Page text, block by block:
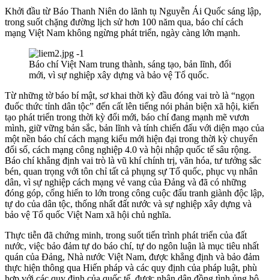
Khởi đầu từ Báo Thanh Niên do lãnh tụ Nguyễn Ái Quốc sáng lập,
trong suốt chặng đường lịch sử hơn 100 năm qua, báo chí cách
mạng Việt Nam không ngừng phát triển, ngày càng lớn mạnh.
Báo chí Việt Nam trung thành, sáng tạo, bản lĩnh, đổi
mới, vì sự nghiệp xây dựng và bảo vệ Tổ quốc.
Từ những tờ báo bí mật, sơ khai thời kỳ đầu đóng vai trò là “ngọn
đuốc thức tỉnh dân tộc” đến cất lên tiếng nói phản biện xã hội, kiến
tạo phát triển trong thời kỳ đổi mới, báo chí đang mạnh mẽ vươn
mình, giữ vững bản sắc, bản lĩnh và tính chiến đấu với diện mạo của
một nền báo chí cách mạng kiểu mới hiện đại trong thời kỳ chuyển
đổi số, cách mạng công nghiệp 4.0 và hội nhập quốc tế sâu rộng.
Báo chí khẳng định vai trò là vũ khí chính trị, văn hóa, tư tưởng sắc
bén, quan trọng với tôn chỉ tất cả phụng sự Tổ quốc, phục vụ nhân
dân, vì sự nghiệp cách mạng vẻ vang của Đảng và đã có những
đóng góp, cống hiến to lớn trong công cuộc đấu tranh giành độc lập,
tự do của dân tộc, thống nhất đất nước và sự nghiệp xây dựng và
bảo vệ Tổ quốc Việt Nam xã hội chủ nghĩa.
Thực tiễn đã chứng minh, trong suốt tiến trình phát triển của đất
nước, việc bảo đảm tự do báo chí, tự do ngôn luận là mục tiêu nhất
quán của Đảng, Nhà nước Việt Nam, được khẳng định và bảo đảm
thực hiện thông qua Hiến pháp và các quy định của pháp luật, phù